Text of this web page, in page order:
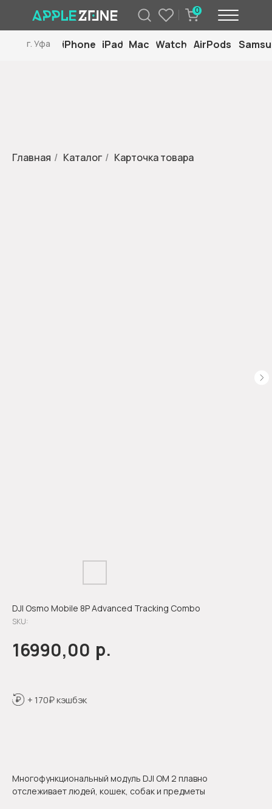
0
iPhone iPad Mac Watch AirPods
г. Уфа
Главная / Каталог / Карточка товара
DJI Osmo Mobile 8P Advanced Tracking Combo
SKU:
16990,00 р.
+ 170₽ кэшбэк
Многофункциональный модуль DJI OM 2 плавно
отслеживает людей, кошек, собак и предметы